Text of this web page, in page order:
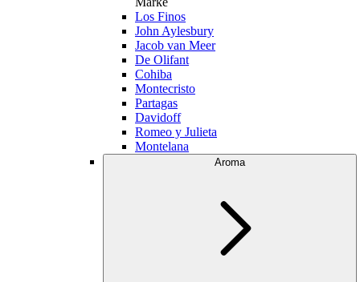
Los Finos
John Aylesbury
Jacob van Meer
De Olifant
Cohiba
Montecristo
Partagas
Davidoff
Romeo y Julieta
Montelana
Aroma